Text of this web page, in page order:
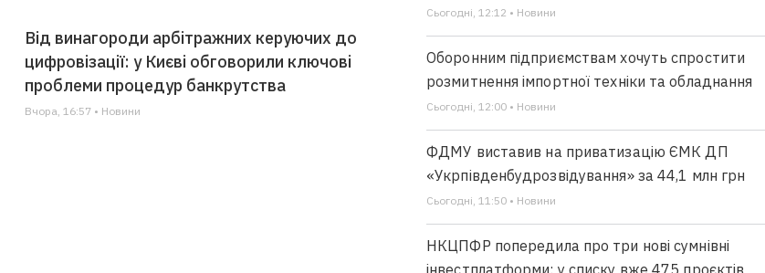
Від винагороди арбітражних керуючих до
цифровізації: у Києві обговорили ключові
проблеми процедур банкрутства
Вчора, 16:57 • Новини
Сьогодні, 12:12 • Новини
Оборонним підприємствам хочуть спростити
розмитнення імпортної техніки та обладнання
Сьогодні, 12:00 • Новини
ФДМУ виставив на приватизацію ЄМК ДП
«Укрпівденбудрозвідування» за 44,1 млн грн
Сьогодні, 11:50 • Новини
НКЦПФР попередила про три нові сумнівні